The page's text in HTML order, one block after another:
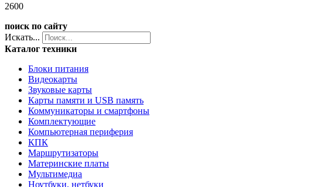
2600
поиск по сайту
Искать...
Каталог техники
Блоки питания
Видеокарты
Звуковые карты
Карты памяти и USB память
Коммуникаторы и смартфоны
Комплектующие
Компьютерная периферия
КПК
Маршрутизаторы
Материнские платы
Мультимедиа
Ноутбуки, нетбуки